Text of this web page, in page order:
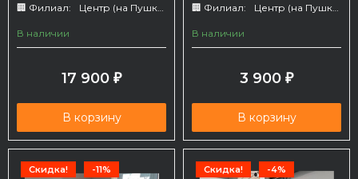
🏢 Филиал: Центр (на Пушкина 66)
В наличии
17 900 ₽
В корзину
🏢 Филиал: Центр (на Пушкина 66)
В наличии
3 900 ₽
В корзину
Скидка! -11% Скидка! -4%